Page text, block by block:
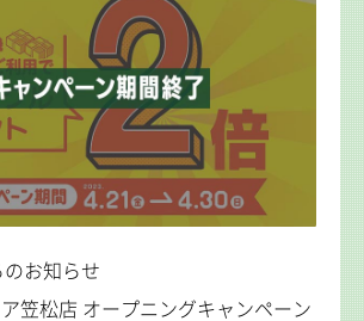
お知らせ
笠松店 オープニングキャンペーン